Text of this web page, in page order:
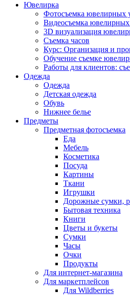
Ювелирка
Фотосъемка ювелирных
Видеосъемка
3D визуализация
Съемка часов
Курс: Организация и
Обучение съемке
Работы для клиентов:
Одежда
Одежда
Детская одежда
Обувь
Нижнее белье
Предметы
Предметная фотосъемка
Еда
Мебель
Косметика
Посуда
Картины
Ткани
Игрушки
Дорожные сумки,
Бытовая техника
Книги
Цветы и букеты
Сумки
Часы
Очки
Продукты
Для интернет-магазина
Для маркетплейсов
Для Wildberries